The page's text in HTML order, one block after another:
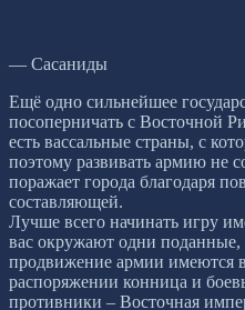
— Сасаниды
Ещё одно сильнейшее
посоперничать с Восточной
есть вассальные страны, с
поэтому развивать армию не
поражает города благодаря
составляющей.
Лучше всего начинать игру
вас окружают одни поданные,
продвижение армии имеются
распоряжении конница и
противники – Восточная